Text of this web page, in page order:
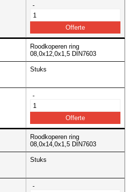
-
Roodkoperen ring
08,0x12,0x1,5 DIN7603
Stuks
-
Roodkoperen ring
08,0x14,0x1,5 DIN7603
Stuks
-